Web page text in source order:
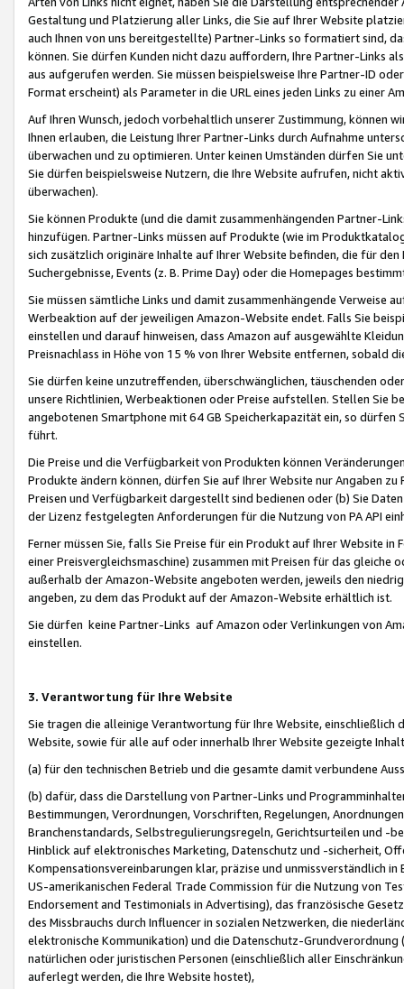
Gestaltung und Platzierung aller Links, die Sie auf Ihrer Website
auch Ihnen von uns bereitgestellte) Partner-Links so formatiert sind,
können. Sie dürfen Kunden nicht dazu auffordern, Ihre Partner-Links
aus aufgerufen werden. Sie müssen beispielsweise Ihre Partner-ID
Format erscheint) als Parameter in die URL eines jeden Links zu einer
Auf Ihren Wunsch, jedoch vorbehaltlich unserer Zustimmung, können
Ihnen erlauben, die Leistung Ihrer Partner-Links durch Aufnahme
überwachen und zu optimieren. Unter keinen Umständen dürfen Sie
Sie dürfen beispielsweise Nutzern, die Ihre Website aufrufen, nicht
überwachen).
Sie können Produkte (und die damit zusammenhängenden Partner-
hinzufügen. Partner-Links müssen auf Produkte (wie im
sich zusätzlich originäre Inhalte auf Ihrer Website befinden, die für
Suchergebnisse, Events (z. B. Prime Day) oder die Homepages
Sie müssen sämtliche Links und damit zusammenhängende
Werbeaktion auf der jeweiligen Amazon-Website endet. Falls Sie
einstellen und darauf hinweisen, dass Amazon auf ausgewählte
Preisnachlass in Höhe von 15 % von Ihrer Website entfernen, sobald
Sie dürfen keine unzutreffenden, überschwänglichen, täuschenden
unsere Richtlinien, Werbeaktionen oder Preise aufstellen. Stellen Sie
angebotenen Smartphone mit 64 GB Speicherkapazität ein, so dürfen
führt.
Die Preise und die Verfügbarkeit von Produkten können
Produkte ändern können, dürfen Sie auf Ihrer Website nur Angaben
Preisen und Verfügbarkeit dargestellt sind bedienen oder (b) Sie
der Lizenz festgelegten Anforderungen für die Nutzung von PA API
Ferner müssen Sie, falls Sie Preise für ein Produkt auf Ihrer Website
einer Preisvergleichsmaschine) zusammen mit Preisen für das
außerhalb der Amazon-Website angeboten werden, jeweils den
angeben, zu dem das Produkt auf der Amazon-Website erhältlich ist.
Sie dürfen keine Partner-Links auf Amazon oder Verlinkungen von
einstellen.
3. Verantwortung für Ihre Website
Sie tragen die alleinige Verantwortung für Ihre Website,
Website, sowie für alle auf oder innerhalb Ihrer Website gezeigte
(a) für den technischen Betrieb und die gesamte damit verbundene
(b) dafür, dass die Darstellung von Partner-Links und
Bestimmungen, Verordnungen, Vorschriften, Regelungen,
Branchenstandards, Selbstregulierungsregeln, Gerichtsurteilen und -
Hinblick auf elektronisches Marketing, Datenschutz und -sicherheit,
Kompensationsvereinbarungen klar, präzise und unmissverständlich
US-amerikanischen Federal Trade Commission für die Nutzung von
Endorsement and Testimonials in Advertising), das französische
des Missbrauchs durch Influencer in sozialen Netzwerken, die
elektronische Kommunikation) und die Datenschutz-
natürlichen oder juristischen Personen (einschließlich aller
auferlegt werden, die Ihre Website hostet),